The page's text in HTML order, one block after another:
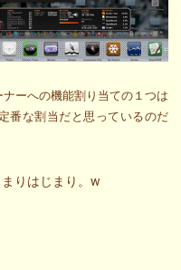
ーへの機能割り当ての１つは
番な割当だと思っているのだ
りはじまり。w